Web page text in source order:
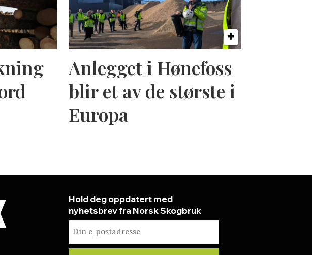
Anlegget i Hønefoss
blir et av de største i
Europa
Hold deg oppdatert med
nyhetsbrev fra Norsk Skogbruk